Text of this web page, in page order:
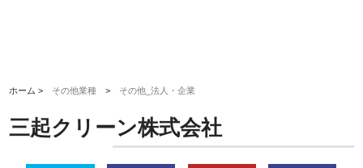
ホーム > その他業種 > その他_法人・企業
三起クリーン株式会社